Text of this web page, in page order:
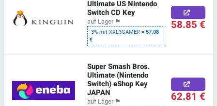
Ultimate US Nintendo
Switch CD Key
auf Lager 🏴
-3% mit XXL3GAMER =57.08
€
58.85 €
Super Smash Bros.
Ultimate (Nintendo
Switch) eShop Key
JAPAN
auf Lager 🏴 62.81 €